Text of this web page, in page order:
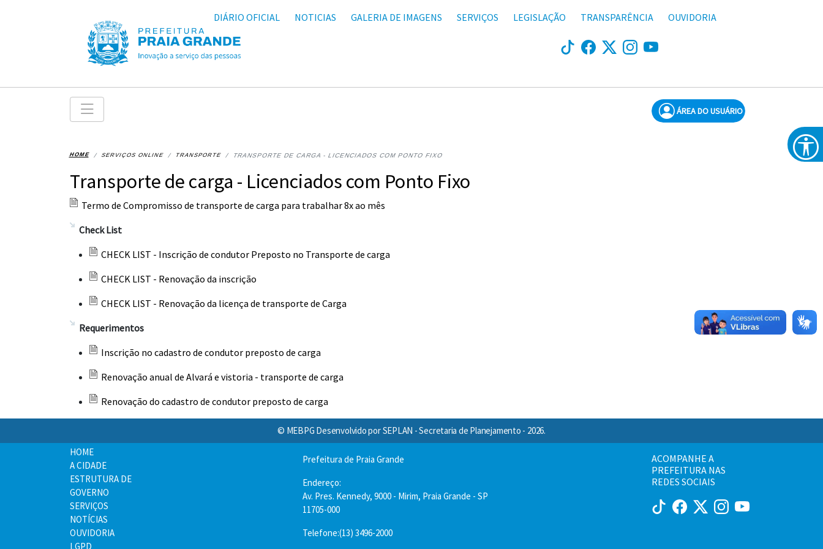
DIÁRIO OFICIAL NOTICIAS GALERIA DE IMAGENS SERVIÇOS LEGISLAÇÃO TRANSPARÊNCIA OUVIDORIA
ÁREA DO USUÁRIO
HOME SERVIÇOS ONLINE TRANSPORTE TRANSPORTE DE CARGA - LICENCIADOS COM PONTO FIXO
Transporte de carga - Licenciados com Ponto Fixo
Termo de Compromisso de transporte de carga para trabalhar 8x ao mês
Check List
CHECK LIST - Inscrição de condutor Preposto no Transporte de carga
CHECK LIST - Renovação da inscrição
CHECK LIST - Renovação da licença de transporte de Carga
Requerimentos
Inscrição no cadastro de condutor preposto de carga
Renovação anual de Alvará e vistoria - transporte de carga
Renovação do cadastro de condutor preposto de carga
© MEBPG Desenvolvido por SEPLAN - Secretaria de Planejamento - 2026.
HOME
A CIDADE
ESTRUTURA DE
GOVERNO
SERVIÇOS
NOTÍCIAS
OUVIDORIA
LGPD
Prefeitura de Praia Grande
Endereço:
Av. Pres. Kennedy, 9000 - Mirim, Praia Grande - SP
11705-000
Telefone:(13) 3496-2000
ACOMPANHE A
PREFEITURA NAS
REDES SOCIAIS